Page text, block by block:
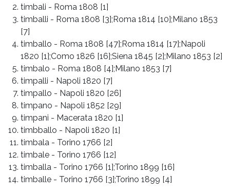
timbali - Roma 1808 [1]
timballi - Roma 1808 [3];Roma 1814 [10];Milano 1853
[7]
timballo - Roma 1808 [47];Roma 1814 [17];Napoli
1820 [1];Como 1826 [16];Siena 1845 [2];Milano 1853 [2]
timbalo - Roma 1808 [4];Milano 1853 [7]
timpalli - Napoli 1820 [7]
timpallo - Napoli 1820 [26]
timpano - Napoli 1852 [29]
timpani - Macerata 1820 [1]
timbballo - Napoli 1820 [1]
timbala - Torino 1766 [2]
timbale - Torino 1766 [12]
timballa - Torino 1766 [1];Torino 1899 [16]
timballe - Torino 1766 [3];Torino 1899 [4]